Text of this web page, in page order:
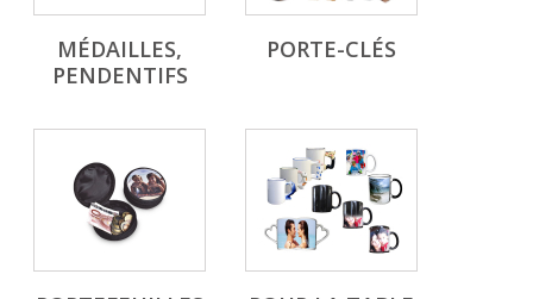
MÉDAILLES,
PENDENTIFS
PORTE-CLÉS